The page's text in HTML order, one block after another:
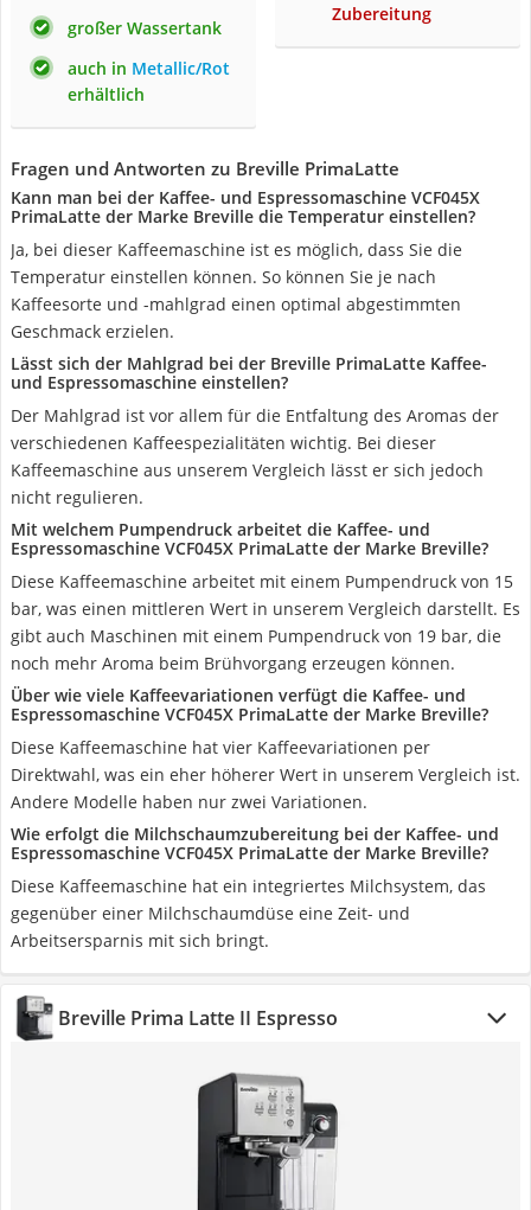
großer Wassertank
auch in Metallic/Rot
erhältlich
Zubereitung
Fragen und Antworten zu Breville PrimaLatte
Kann man bei der Kaffee- und Espressomaschine VCF045X
PrimaLatte der Marke Breville die Temperatur einstellen?
Ja, bei dieser Kaffeemaschine ist es möglich, dass Sie die
Temperatur einstellen können. So können Sie je nach
Kaffeesorte und -mahlgrad einen optimal abgestimmten
Geschmack erzielen.
Lässt sich der Mahlgrad bei der Breville PrimaLatte Kaffee-
und Espressomaschine einstellen?
Der Mahlgrad ist vor allem für die Entfaltung des Aromas der
verschiedenen Kaffeespezialitäten wichtig. Bei dieser
Kaffeemaschine aus unserem Vergleich lässt er sich jedoch
nicht regulieren.
Mit welchem Pumpendruck arbeitet die Kaffee- und
Espressomaschine VCF045X PrimaLatte der Marke Breville?
Diese Kaffeemaschine arbeitet mit einem Pumpendruck von 15
bar, was einen mittleren Wert in unserem Vergleich darstellt. Es
gibt auch Maschinen mit einem Pumpendruck von 19 bar, die
noch mehr Aroma beim Brühvorgang erzeugen können.
Über wie viele Kaffeevariationen verfügt die Kaffee- und
Espressomaschine VCF045X PrimaLatte der Marke Breville?
Diese Kaffeemaschine hat vier Kaffeevariationen per
Direktwahl, was ein eher höherer Wert in unserem Vergleich ist.
Andere Modelle haben nur zwei Variationen.
Wie erfolgt die Milchschaumzubereitung bei der Kaffee- und
Espressomaschine VCF045X PrimaLatte der Marke Breville?
Diese Kaffeemaschine hat ein integriertes Milchsystem, das
gegenüber einer Milchschaumdüse eine Zeit- und
Arbeitsersparnis mit sich bringt.
Breville Prima Latte II Espresso